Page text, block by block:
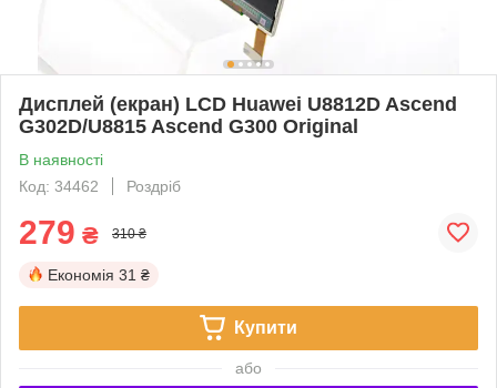
Дисплей (екран) LCD Huawei U8812D Ascend
G302D/U8815 Ascend G300 Original
В наявності
Код: 34462
Роздріб
279 ₴ 310 ₴
Економія 31 ₴
Купити
або